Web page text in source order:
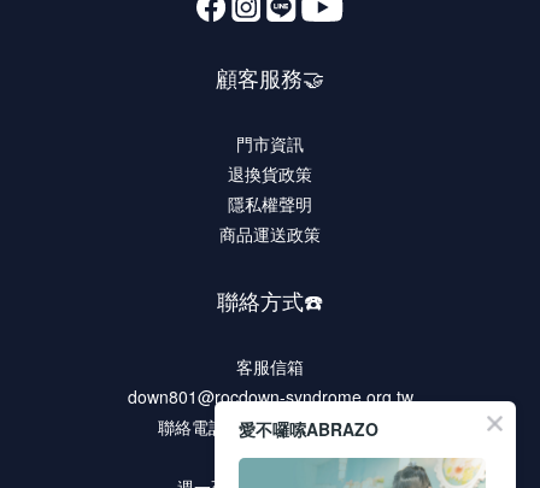
顧客服務🤝
門市資訊
退換貨政策
隱私權聲明
商品運送政策
聯絡方式☎️
客服信箱
down801@rocdown-syndrome.org.tw
聯絡電話 02-2278-9321 #135
客服時段
愛不囉嗦ABRAZO